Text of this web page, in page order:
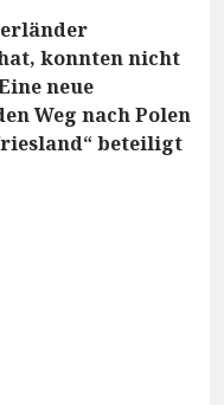
konnten nicht
neue
Weg nach Polen
beteiligt